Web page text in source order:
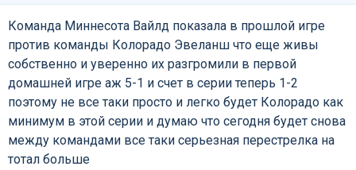
Команда Миннесота Вайлд показала в прошлой игре
против команды Колорадо Эвеланш что еще живы
собственно и уверенно их разгромили в первой
домашней игре аж 5-1 и счет в серии теперь 1-2
поэтому не все таки просто и легко будет Колорадо как
минимум в этой серии и думаю что сегодня будет снова
между командами все таки серьезная перестрелка на
тотал больше